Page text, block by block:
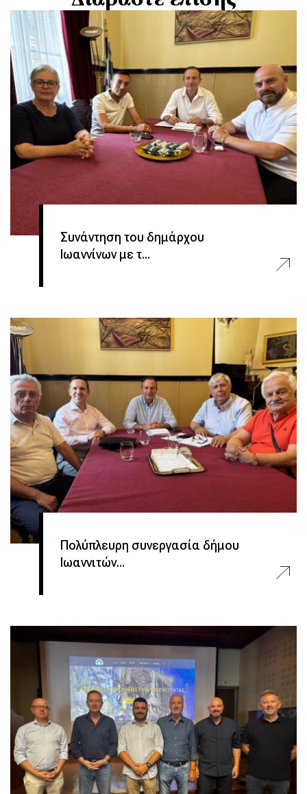
Συνάντηση του δημάρχου
Ιωαννίνων με τ...
Πολύπλευρη συνεργασία δήμου
Ιωαννιτών...